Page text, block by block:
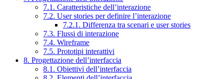
7.1. Caratteristiche dell’interazione
7.2. User stories per definire l’interazione
7.2.1. Differenza tra scenari e user stories
7.3. Flussi di interazione
7.4. Wireframe
7.5. Prototipi interattivi
8. Progettazione dell’interfaccia
8.1. Obiettivi dell’interfaccia